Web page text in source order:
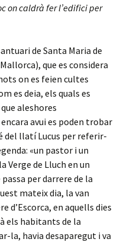
on caldrà fer l’edifici per
de Santa Maria de
que es considera
on es feien cultes
es deia, els quals es
aleshores
avui es poden trobar
del llatí Lucus per referir-
«un pastor i un
Verge de Lluch en un
per darrere de la
mateix dia, la van
d’Escorca, en aquells dies
els habitants de la
la, havia desaparegut i va